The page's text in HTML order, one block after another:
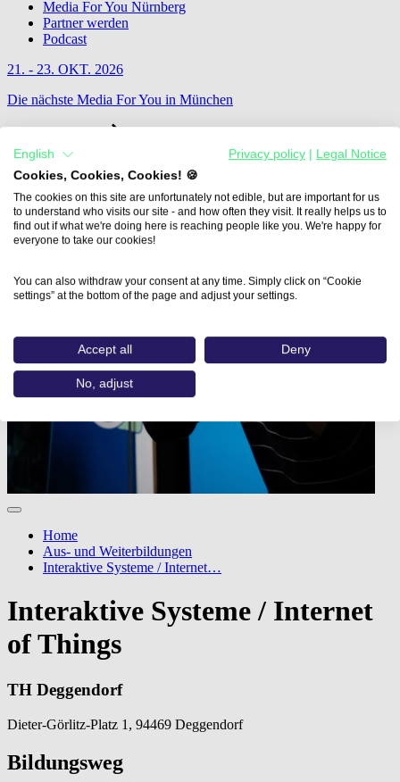
Media For You Nürnberg
Partner werden
Podcast
21. - 23. OKT. 2026
Die nächste Media For You in München
Home
Aus- und Weiterbildungen
Interaktive Systeme / Internet…
Interaktive Systeme / Internet
of Things
TH Deggendorf
Dieter-Görlitz-Platz 1, 94469 Deggendorf
Bildungsweg
English Privacy policy
Legal Notice
Cookies, Cookies, Cookies! 🍪
The cookies on this site are unfortunately not edible, but are important for us
to understand who visits our site - and how often they visit. It really helps us to
find out if what we're doing here is reaching people like you. We're happy for
everyone to take our cookies!
You can also withdraw your consent at any time. Simply click on “Cookie
settings” at the bottom of the page and adjust your settings.
Accept all Deny
No, adjust